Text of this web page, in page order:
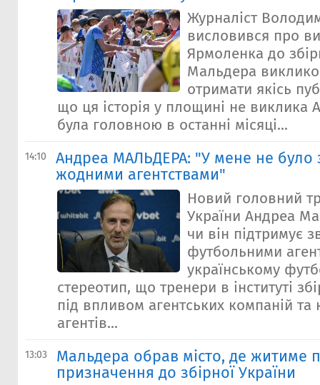
Журналіст
висловився про
Ярмоленка до
Мальдера
отримати якісь
що ця історія у площині не виклика
була головною в останні місяці...
14:10
Андреа МАЛЬДЕРА: "У мене не було
жодними агентствами"
Новий головний
України Андреа
чи він підтримує
футбольними
українському
стереотип, що тренери в інституті
під впливом агентських компаній та
агентів...
13:03
Мальдера обрав місто, де житиме
призначення до збірної України